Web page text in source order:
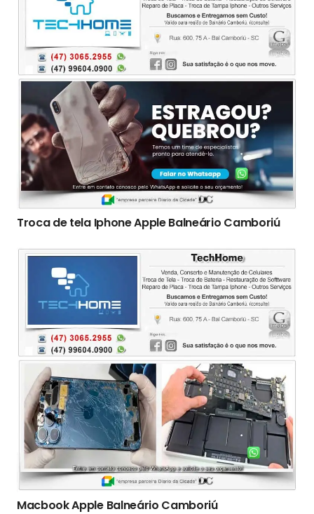
Troca de tela Iphone Apple Balneário Camboriú
Macbook Apple Balneário Camboriú